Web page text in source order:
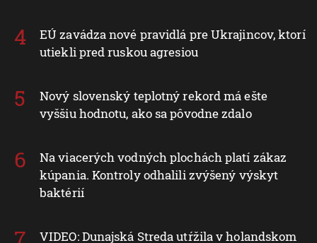
EÚ zavádza nové pravidlá pre Ukrajincov, ktorí
utiekli pred ruskou agresiou
Nový slovenský teplotný rekord má ešte
vyššiu hodnotu, ako sa pôvodne zdalo
Na viacerých vodných plochách platí zákaz
kúpania. Kontroly odhalili zvýšený výskyt
baktérií
VIDEO: Dunajská Streda utŕžila v holandskom